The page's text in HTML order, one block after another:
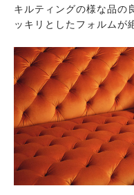
キルティングの様な品の
ッキリとしたフォルムが